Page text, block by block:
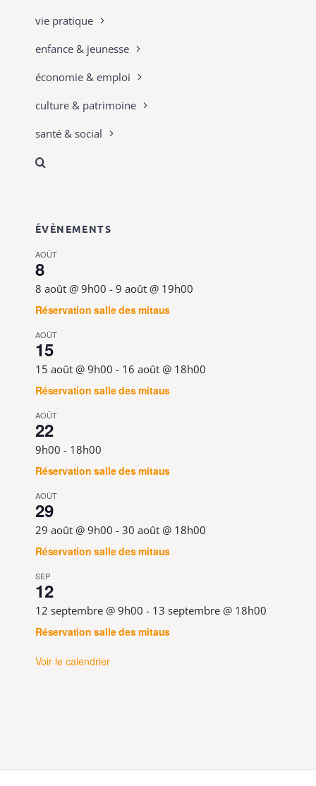
vie pratique
enfance & jeunesse
économie & emploi
culture & patrimoine
santé & social
ÉVÈNEMENTS
AOÛT
8
8 août @ 9h00 - 9 août @ 19h00
Réservation salle des mitaus
AOÛT
15
15 août @ 9h00 - 16 août @ 18h00
Réservation salle des mitaus
AOÛT
22
9h00 - 18h00
Réservation salle des mitaus
AOÛT
29
29 août @ 9h00 - 30 août @ 18h00
Réservation salle des mitaus
SEP
12
12 septembre @ 9h00 - 13 septembre @ 18h00
Réservation salle des mitaus
Voir le calendrier